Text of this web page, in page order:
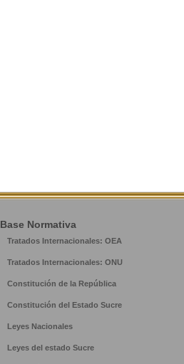
Base Normativa
Tratados Internacionales: OEA
Tratados Internacionales: ONU
Constitución de la República
Constitución del Estado Sucre
Leyes Nacionales
Leyes del estado Sucre